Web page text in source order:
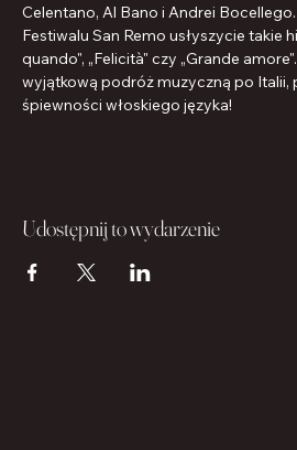
Celentano, Al Bano i Andrei
Festiwalu San Remo usłyszycie takie
quando", „Felicità" czy „Grande
wyjątkową podróż muzyczną po Italii,
śpiewności włoskiego języka!
Udostępnij to wydarzenie